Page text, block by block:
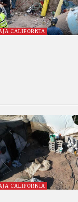
CALIFORNIA
CALIFORNIA